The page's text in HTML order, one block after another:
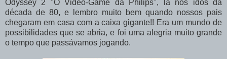
Odyssey 2 "O Video-Game da Philips", lá nos idos da
década de 80, e lembro muito bem quando nossos pais
chegaram em casa com a caixa gigante!! Era um mundo de
possibilidades que se abria, e foi uma alegria muito grande
o tempo que passávamos jogando.